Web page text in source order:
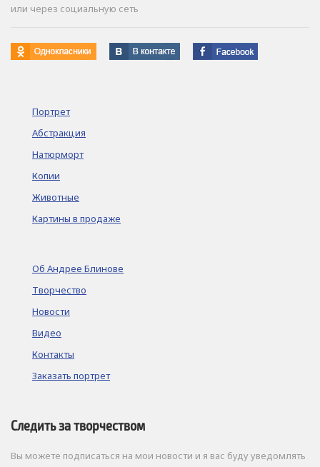
или через социальную сеть
Портрет
Абстракция
Натюрморт
Копии
Животные
Картины в продаже
Об Андрее Блинове
Творчество
Новости
Видео
Контакты
Заказать портрет
Следить за творчеством
Вы можете подписаться на мои новости и я вас буду уведомлять